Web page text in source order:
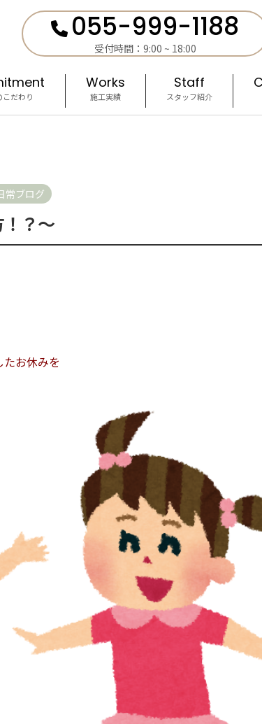
055-999-1188
受付時間：9:00 ~ 18:00
だわり
Works
施工実績
Staff
スタッフ紹介
常ブログ
？～
お休みを